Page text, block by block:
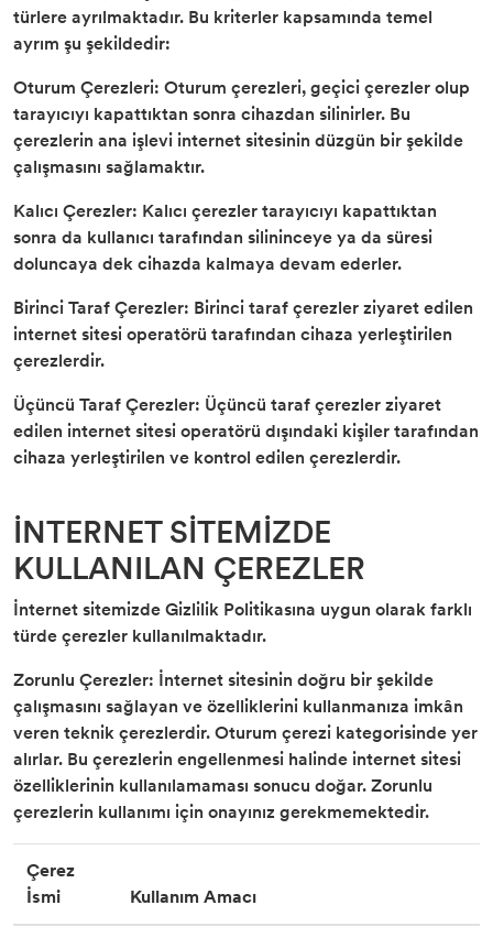
türlere ayrılmaktadır. Bu kriterler kapsamında temel
ayrım şu şekildedir:
Oturum Çerezleri: Oturum çerezleri, geçici çerezler olup
tarayıcıyı kapattıktan sonra cihazdan silinirler. Bu
çerezlerin ana işlevi internet sitesinin düzgün bir şekilde
çalışmasını sağlamaktır.
Kalıcı Çerezler: Kalıcı çerezler tarayıcıyı kapattıktan
sonra da kullanıcı tarafından silininceye ya da süresi
doluncaya dek cihazda kalmaya devam ederler.
Birinci Taraf Çerezler: Birinci taraf çerezler ziyaret edilen
internet sitesi operatörü tarafından cihaza yerleştirilen
çerezlerdir.
Üçüncü Taraf Çerezler: Üçüncü taraf çerezler ziyaret
edilen internet sitesi operatörü dışındaki kişiler tarafından
cihaza yerleştirilen ve kontrol edilen çerezlerdir.
İNTERNET SİTEMİZDE
KULLANILAN ÇEREZLER
İnternet sitemizde Gizlilik Politikasına uygun olarak farklı
türde çerezler kullanılmaktadır.
Zorunlu Çerezler: İnternet sitesinin doğru bir şekilde
çalışmasını sağlayan ve özelliklerini kullanmanıza imkân
veren teknik çerezlerdir. Oturum çerezi kategorisinde yer
alırlar. Bu çerezlerin engellenmesi halinde internet sitesi
özelliklerinin kullanılamaması sonucu doğar. Zorunlu
çerezlerin kullanımı için onayınız gerekmemektedir.
Çerez
İsmi
Kullanım Amacı